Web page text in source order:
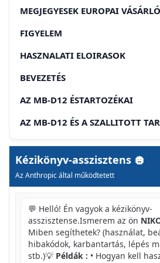
MEGJEGYESEK EUROPAI
FIGYELEM
HASZNALATI ELOIRASOK
BEVEZETÉS
AZ MB-D12 ÉSTARTOZÉKAI
AZ MB-D12 ÉS A SZALLITOTT
AZ OPTIONALLY EH-5A/EH-5B
ÉS EP-5B TÍPCSATLAKOZÓ
A KŪLŌN MEGVÁSÁROLHÁT OBL-5
AKKUMULÁTORFEDÉL
AZ MB-D12 RÉSZEI (A ÁBRA)
AZ MB-D12 ZARKIOLDO
VALASZTOGOMBJA,
GOMBJA
Kézikönyv-asszisztens
Az Anthropic által működtetett
💬 Helló! Én vagyok a kézikönyv-
asszisztense.Ismerem az ön
Miben segíthetek? (használat,
hibakódok, karbantartás, lépés
stb.)💡 Példák : • Hogyan kell